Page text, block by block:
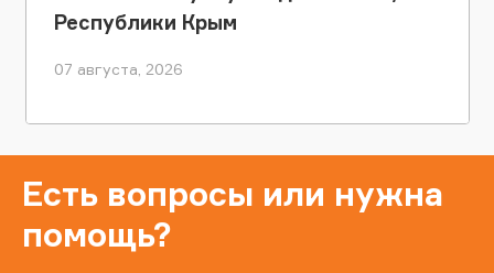
Республики Крым
07 августа, 2026
Есть вопросы или нужна
помощь?